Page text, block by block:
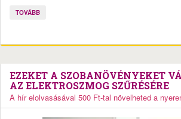
TOVÁBB
EZEKET A SZOBANÖVÉNYEKET
AZ ELEKTROSZMOG SZŰRÉSÉRE
A hír elolvasásával 500 Ft-tal növelheted a